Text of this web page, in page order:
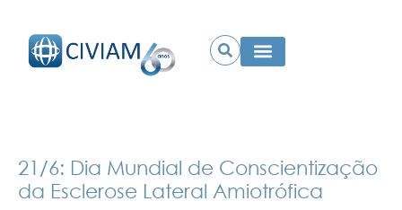
21/6: Dia Mundial de Conscientização
da Esclerose Lateral Amiotrófica